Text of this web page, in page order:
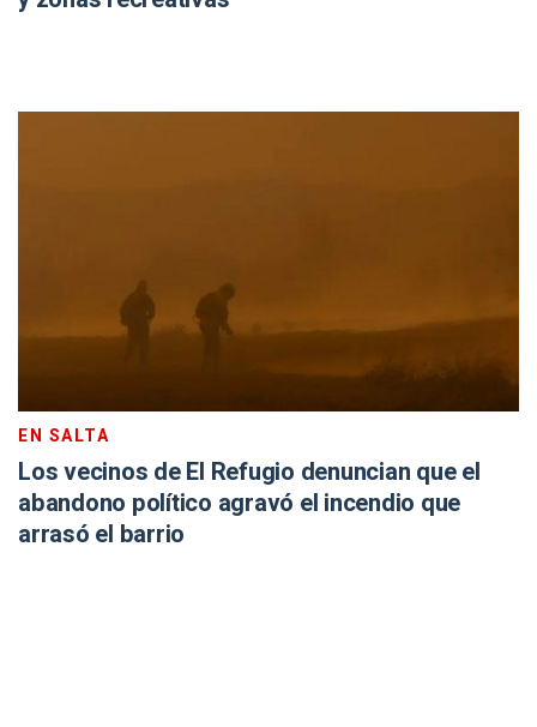
EN SALTA
Los vecinos de El Refugio denuncian que el
abandono político agravó el incendio que
arrasó el barrio